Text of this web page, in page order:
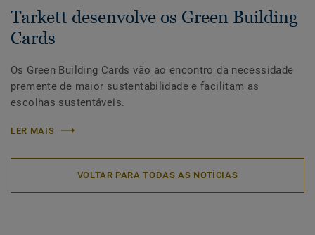
Tarkett desenvolve os Green Building
Cards
Os Green Building Cards vão ao encontro da necessidade
premente de maior sustentabilidade e facilitam as
escolhas sustentáveis.
LER MAIS
VOLTAR PARA TODAS AS NOTÍCIAS